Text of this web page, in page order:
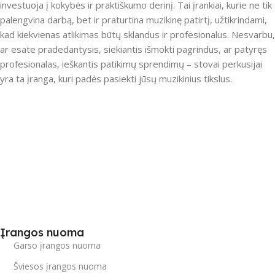
investuoja į kokybės ir praktiškumo derinį. Tai įrankiai, kurie ne tik
palengvina darbą, bet ir praturtina muzikinę patirtį, užtikrindami,
kad kiekvienas atlikimas būtų sklandus ir profesionalus. Nesvarbu,
ar esate pradedantysis, siekiantis išmokti pagrindus, ar patyręs
profesionalas, ieškantis patikimų sprendimų – stovai perkusijai
yra ta įranga, kuri padės pasiekti jūsų muzikinius tikslus.
Įrangos nuoma
Garso įrangos nuoma
Šviesos įrangos nuoma